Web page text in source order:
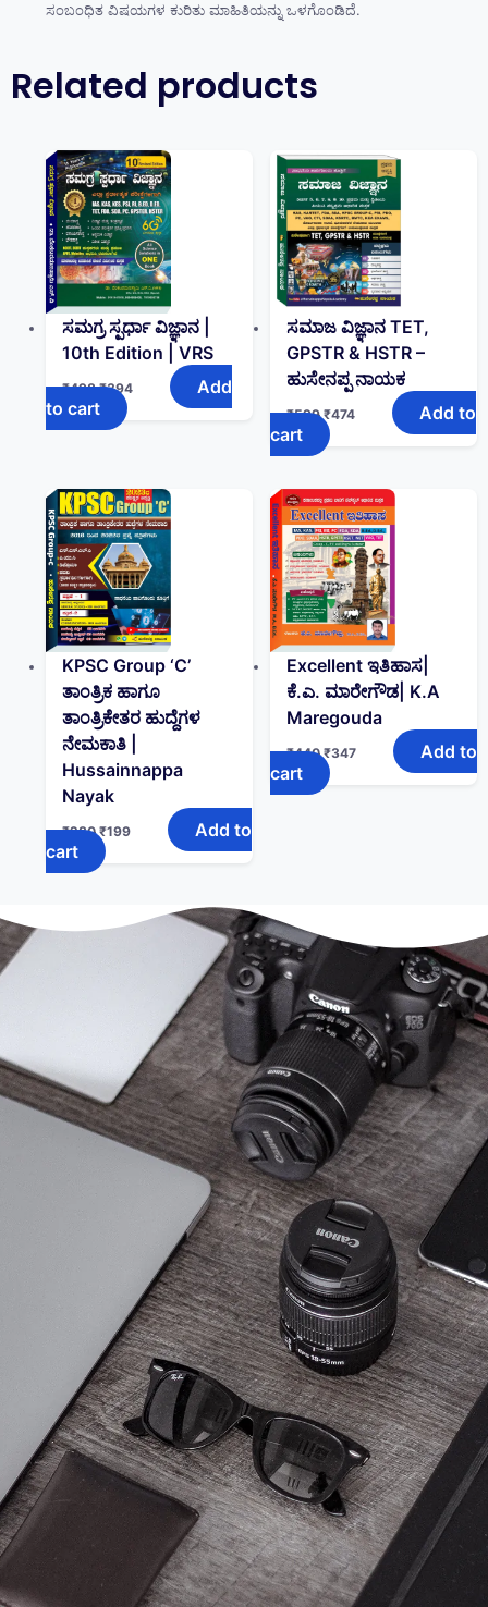
ಸಂಬಂಧಿತ ವಿಷಯಗಳ ಕುರಿತು ಮಾಹಿತಿಯನ್ನು ಒಳಗೊಂಡಿದೆ.
Related products
ಸಮಗ್ರ ಸ್ಪರ್ಧಾ ವಿಜ್ಞಾನ |
10th Edition | VRS
₹498 ₹394
Add
to cart
ಸಮಾಜ ವಿಜ್ಞಾನ TET,
GPSTR & HSTR –
ಹುಸೇನಪ್ಪ ನಾಯಕ
₹599 ₹474
Add to
cart
KPSC Group ‘C’
ತಾಂತ್ರಿಕ ಹಾಗೂ
ತಾಂತ್ರಿಕೇತರ ಹುದ್ದೆಗಳ
ನೇಮಕಾತಿ |
Hussainnappa
Nayak
₹280 ₹199
Add to
cart
Excellent ಇತಿಹಾಸ|
ಕೆ.ಎ. ಮಾರೇಗೌಡ| K.A
Maregouda
₹440 ₹347
Add to
cart